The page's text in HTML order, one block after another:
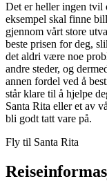
Det er heller ingen tvil
eksempel skal finne
gjennom vårt store
beste prisen for deg,
det aldri være noe
andre steder, og
annen fordel ved å
står klare til å hjelpe
Santa Rita eller et av
bli godt tatt vare på.
Fly til Santa Rita